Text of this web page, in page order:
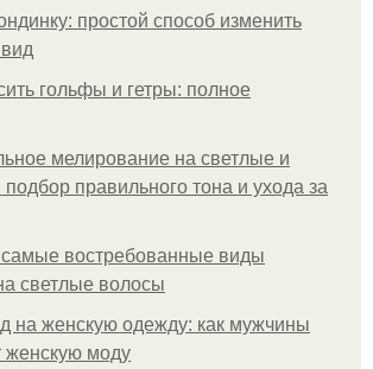
простой способ изменить
гольфы и гетры: полное
мелирование на светлые и
правильного тона и ухода за
самые востребованные виды
светлые волосы
на женскую одежду: как мужчины
женскую моду